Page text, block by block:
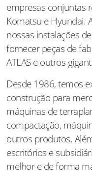
empresas conjuntas
Komatsu e Hyundai.
nossas instalações
fornecer peças de
ATLAS e outros
Desde 1986, temos
construção para
máquinas de
compactação,
outros produtos.
escritórios e
melhor e de forma